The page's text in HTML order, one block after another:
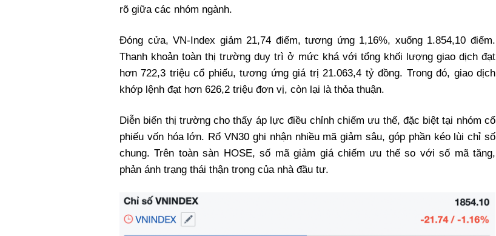
rõ giữa các nhóm ngành.
Đóng cửa, VN-Index giảm 21,74 điểm, tương ứng 1,16%, xuống 1.854,10 điểm.
Thanh khoản toàn thị trường duy trì ở mức khá với tổng khối lượng giao dịch đạt
hơn 722,3 triệu cổ phiếu, tương ứng giá trị 21.063,4 tỷ đồng. Trong đó, giao dịch
khớp lệnh đạt hơn 626,2 triệu đơn vị, còn lại là thỏa thuận.
Diễn biến thị trường cho thấy áp lực điều chỉnh chiếm ưu thế, đặc biệt tại nhóm cổ
phiếu vốn hóa lớn. Rổ VN30 ghi nhận nhiều mã giảm sâu, góp phần kéo lùi chỉ số
chung. Trên toàn sàn HOSE, số mã giảm giá chiếm ưu thế so với số mã tăng,
phản ánh trạng thái thận trọng của nhà đầu tư.